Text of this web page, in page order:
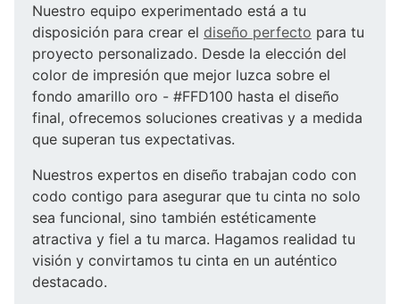
Nuestro equipo experimentado está a tu
disposición para crear el diseño perfecto para tu
proyecto personalizado. Desde la elección del
color de impresión que mejor luzca sobre el
fondo amarillo oro - #FFD100 hasta el diseño
final, ofrecemos soluciones creativas y a medida
que superan tus expectativas.
Nuestros expertos en diseño trabajan codo con
codo contigo para asegurar que tu cinta no solo
sea funcional, sino también estéticamente
atractiva y fiel a tu marca. Hagamos realidad tu
visión y convirtamos tu cinta en un auténtico
destacado.